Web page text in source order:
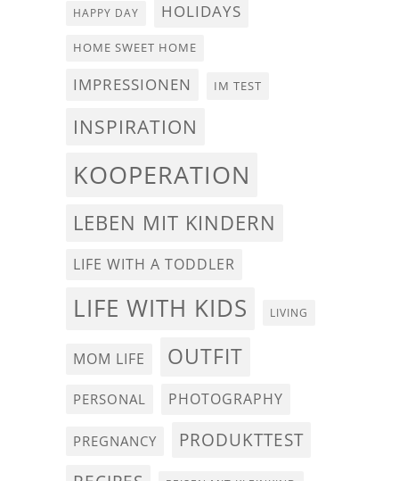
HAPPY DAY HOLIDAYS
HOME SWEET HOME
IMPRESSIONEN IM TEST
INSPIRATION
KOOPERATION
LEBEN MIT KINDERN
LIFE WITH A TODDLER
LIFE WITH KIDS LIVING
MOM LIFE OUTFIT
PERSONAL PHOTOGRAPHY
PREGNANCY PRODUKTTEST